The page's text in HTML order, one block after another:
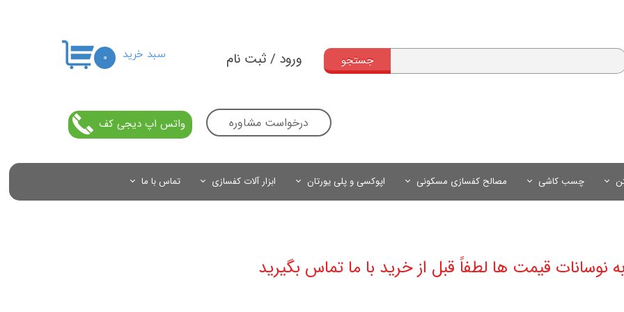
ورود / ثبت نام
تغییر گذر واژه
سفارشات
خروج از حساب کاربری
جستجو
چسب کاشی مصالح کفسازی مسکونی اپوکسی و پلی یورتان ابزار آلات کفسازی تماس با ما
۰ سبد خرید
درخواست مشاوره واتس اپ دیجی کف
نوسانات قیمت ها لطفاً قبل از خرید با ما تماس بگیرید